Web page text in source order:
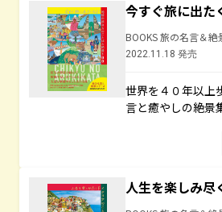
今すぐ旅に出た
BOOKS 旅の名言＆絶
2022.11.18 発売
世界を４０年以上
言と癒やしの絶景
人生を楽しみ尽